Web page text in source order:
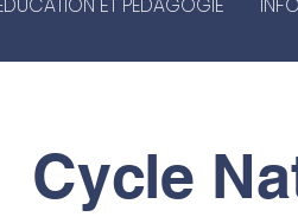
Cycle